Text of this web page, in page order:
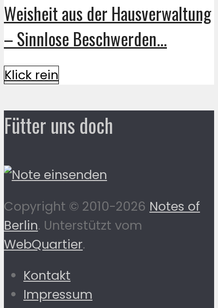
Weisheit aus der Hausverwaltung
– Sinnlose Beschwerden...
Klick rein
Fütter uns doch
Copyright © 2010-2026 Notes of
Berlin. Unterstützt vom
WebQuartier.
Kontakt
Impressum